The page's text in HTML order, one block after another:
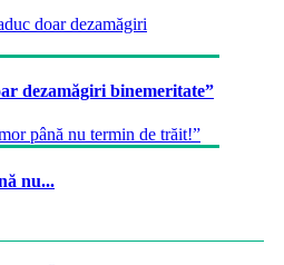
dezamăgiri binemeritate”
nu...